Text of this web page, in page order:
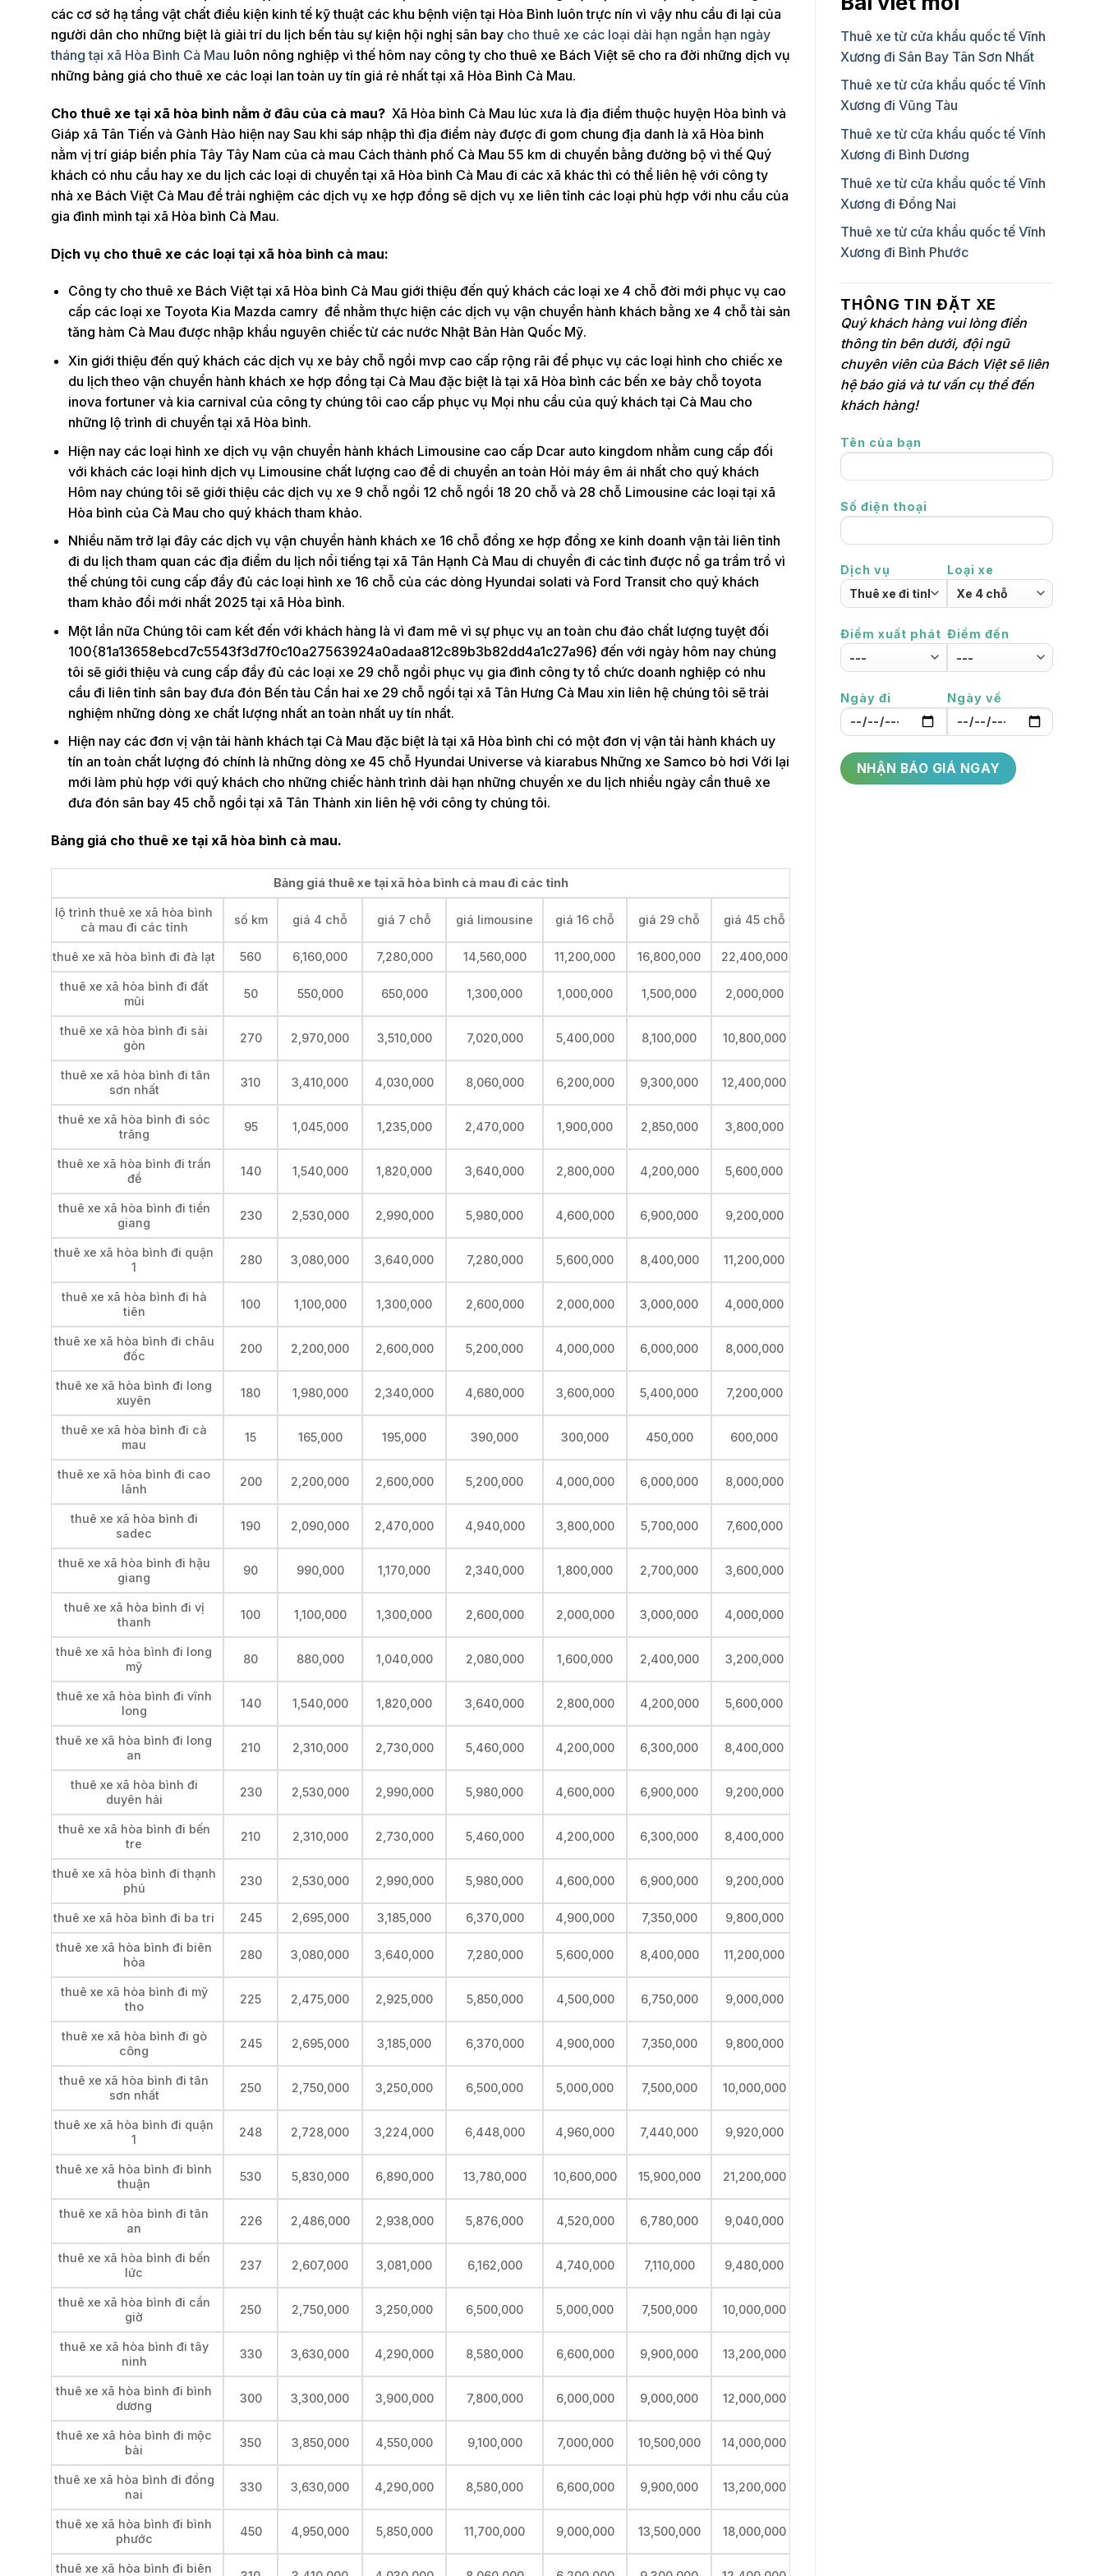
các cơ sở hạ tầng vật chất điều kiện kinh tế kỹ thuật các khu bệnh viện tại Hòa Bình luôn trực nín vì vậy nhu cầu đi lại của
người dân cho những biệt là giải trí du lịch bến tàu sự kiện hội nghị sân bay cho thuê xe các loại dài hạn ngắn hạn ngày
tháng tại xã Hòa Bình Cà Mau luôn nông nghiệp vì thế hôm nay công ty cho thuê xe Bách Việt sẽ cho ra đời những dịch vụ
những bảng giá cho thuê xe các loại lan toàn uy tín giá rẻ nhất tại xã Hòa Bình Cà Mau.
Cho thuê xe tại xã hòa bình nằm ở đâu của cà mau? Xã Hòa bình Cà Mau lúc xưa là địa điểm thuộc huyện Hòa bình và
Giáp xã Tân Tiến và Gành Hào hiện nay Sau khi sáp nhập thì địa điểm này được đi gom chung địa danh là xã Hòa bình
nằm vị trí giáp biển phía Tây Tây Nam của cà mau Cách thành phố Cà Mau 55 km di chuyển bằng đường bộ vì thế Quý
khách có nhu cầu hay xe du lịch các loại di chuyển tại xã Hòa bình Cà Mau đi các xã khác thì có thể liên hệ với công ty
nhà xe Bách Việt Cà Mau để trải nghiệm các dịch vụ xe hợp đồng sẽ dịch vụ xe liên tỉnh các loại phù hợp với nhu cầu của
gia đình mình tại xã Hòa bình Cà Mau.
Dịch vụ cho thuê xe các loại tại xã hòa bình cà mau:
Công ty cho thuê xe Bách Việt tại xã Hòa bình Cà Mau giới thiệu đến quý khách các loại xe 4 chỗ đời mới phục vụ cao
cấp các loại xe Toyota Kia Mazda camry để nhằm thực hiện các dịch vụ vận chuyển hành khách bằng xe 4 chỗ tài sản
tăng hàm Cà Mau được nhập khẩu nguyên chiếc từ các nước Nhật Bản Hàn Quốc Mỹ.
Xin giới thiệu đến quý khách các dịch vụ xe bảy chỗ ngồi mvp cao cấp rộng rãi để phục vụ các loại hình cho chiếc xe
du lịch theo vận chuyển hành khách xe hợp đồng tại Cà Mau đặc biệt là tại xã Hòa bình các bến xe bảy chỗ toyota
inova fortuner và kia carnival của công ty chúng tôi cao cấp phục vụ Mọi nhu cầu của quý khách tại Cà Mau cho
những lộ trình di chuyển tại xã Hòa bình.
Hiện nay các loại hình xe dịch vụ vận chuyển hành khách Limousine cao cấp Dcar auto kingdom nhằm cung cấp đối
với khách các loại hình dịch vụ Limousine chất lượng cao để di chuyển an toàn Hỏi máy êm ái nhất cho quý khách
Hôm nay chúng tôi sẽ giới thiệu các dịch vụ xe 9 chỗ ngồi 12 chỗ ngồi 18 20 chỗ và 28 chỗ Limousine các loại tại xã
Hòa bình của Cà Mau cho quý khách tham khảo.
Nhiều năm trở lại đây các dịch vụ vận chuyển hành khách xe 16 chỗ đồng xe hợp đồng xe kinh doanh vận tải liên tỉnh
đi du lịch tham quan các địa điểm du lịch nổi tiếng tại xã Tân Hạnh Cà Mau di chuyển đi các tỉnh được nổ ga trầm trồ vì
thế chúng tôi cung cấp đầy đủ các loại hình xe 16 chỗ của các dòng Hyundai solati và Ford Transit cho quý khách
tham khảo đổi mới nhất 2025 tại xã Hòa bình.
Một lần nữa Chúng tôi cam kết đến với khách hàng là vì đam mê vì sự phục vụ an toàn chu đáo chất lượng tuyệt đối
100{81a13658ebcd7c5543f3d7f0c10a27563924a0adaa812c89b3b82dd4a1c27a96} đến với ngày hôm nay chúng
tôi sẽ giới thiệu và cung cấp đầy đủ các loại xe 29 chỗ ngồi phục vụ gia đình công ty tổ chức doanh nghiệp có nhu
cầu đi liên tỉnh sân bay đưa đón Bến tàu Cần hai xe 29 chỗ ngồi tại xã Tân Hưng Cà Mau xin liên hệ chúng tôi sẽ trải
nghiệm những dòng xe chất lượng nhất an toàn nhất uy tín nhất.
Hiện nay các đơn vị vận tải hành khách tại Cà Mau đặc biệt là tại xã Hòa bình chỉ có một đơn vị vận tải hành khách uy
tín an toàn chất lượng đó chính là những dòng xe 45 chỗ Hyundai Universe và kiarabus Những xe Samco bò hơi Với lại
mới làm phù hợp với quý khách cho những chiếc hành trình dài hạn những chuyến xe du lịch nhiều ngày cần thuê xe
đưa đón sân bay 45 chỗ ngồi tại xã Tân Thành xin liên hệ với công ty chúng tôi.
Bảng giá cho thuê xe tại xã hòa bình cà mau.
Bảng giá thuê xe tại xã hòa bình cà mau đi các tỉnh
lộ trình thuê xe xã hòa bình
cà mau đi các tỉnh
số km giá 4 chỗ giá 7 chỗ giá limousine giá 16 chỗ giá 29 chỗ giá 45 chỗ
thuê xe xã hòa bình đi đà lạt 560 6,160,000 7,280,000 14,560,000 11,200,000 16,800,000 22,400,000
thuê xe xã hòa bình đi đất
mũi
50 550,000 650,000 1,300,000 1,000,000 1,500,000 2,000,000
thuê xe xã hòa bình đi sài
gòn
270 2,970,000 3,510,000 7,020,000 5,400,000 8,100,000 10,800,000
thuê xe xã hòa bình đi tân
sơn nhất
310 3,410,000 4,030,000 8,060,000 6,200,000 9,300,000 12,400,000
thuê xe xã hòa bình đi sóc
trăng
95 1,045,000 1,235,000 2,470,000 1,900,000 2,850,000 3,800,000
thuê xe xã hòa bình đi trần
đề
140 1,540,000 1,820,000 3,640,000 2,800,000 4,200,000 5,600,000
thuê xe xã hòa bình đi tiền
giang
230 2,530,000 2,990,000 5,980,000 4,600,000 6,900,000 9,200,000
thuê xe xã hòa bình đi quận
1
280 3,080,000 3,640,000 7,280,000 5,600,000 8,400,000 11,200,000
thuê xe xã hòa bình đi hà
tiên
100 1,100,000 1,300,000 2,600,000 2,000,000 3,000,000 4,000,000
thuê xe xã hòa bình đi châu
đốc
200 2,200,000 2,600,000 5,200,000 4,000,000 6,000,000 8,000,000
thuê xe xã hòa bình đi long
xuyên
180 1,980,000 2,340,000 4,680,000 3,600,000 5,400,000 7,200,000
thuê xe xã hòa bình đi cà
mau
15 165,000 195,000 390,000 300,000 450,000 600,000
thuê xe xã hòa bình đi cao
lãnh
200 2,200,000 2,600,000 5,200,000 4,000,000 6,000,000 8,000,000
thuê xe xã hòa bình đi
sadec
190 2,090,000 2,470,000 4,940,000 3,800,000 5,700,000 7,600,000
thuê xe xã hòa bình đi hậu
giang
90 990,000 1,170,000 2,340,000 1,800,000 2,700,000 3,600,000
thuê xe xã hòa bình đi vị
thanh
100 1,100,000 1,300,000 2,600,000 2,000,000 3,000,000 4,000,000
thuê xe xã hòa bình đi long
mỹ
80 880,000 1,040,000 2,080,000 1,600,000 2,400,000 3,200,000
thuê xe xã hòa bình đi vĩnh
long
140 1,540,000 1,820,000 3,640,000 2,800,000 4,200,000 5,600,000
thuê xe xã hòa bình đi long
an
210 2,310,000 2,730,000 5,460,000 4,200,000 6,300,000 8,400,000
thuê xe xã hòa bình đi
duyên hải
230 2,530,000 2,990,000 5,980,000 4,600,000 6,900,000 9,200,000
thuê xe xã hòa bình đi bến
tre
210 2,310,000 2,730,000 5,460,000 4,200,000 6,300,000 8,400,000
thuê xe xã hòa bình đi thạnh
phú
230 2,530,000 2,990,000 5,980,000 4,600,000 6,900,000 9,200,000
thuê xe xã hòa bình đi ba tri 245 2,695,000 3,185,000 6,370,000 4,900,000 7,350,000 9,800,000
thuê xe xã hòa bình đi biên
hòa
280 3,080,000 3,640,000 7,280,000 5,600,000 8,400,000 11,200,000
thuê xe xã hòa bình đi mỹ
tho
225 2,475,000 2,925,000 5,850,000 4,500,000 6,750,000 9,000,000
thuê xe xã hòa bình đi gò
công
245 2,695,000 3,185,000 6,370,000 4,900,000 7,350,000 9,800,000
thuê xe xã hòa bình đi tân
sơn nhất
250 2,750,000 3,250,000 6,500,000 5,000,000 7,500,000 10,000,000
thuê xe xã hòa bình đi quận
1
248 2,728,000 3,224,000 6,448,000 4,960,000 7,440,000 9,920,000
thuê xe xã hòa bình đi bình
thuận
530 5,830,000 6,890,000 13,780,000 10,600,000 15,900,000 21,200,000
thuê xe xã hòa bình đi tân
an
226 2,486,000 2,938,000 5,876,000 4,520,000 6,780,000 9,040,000
thuê xe xã hòa bình đi bến
lức
237 2,607,000 3,081,000 6,162,000 4,740,000 7,110,000 9,480,000
thuê xe xã hòa bình đi cần
giờ
250 2,750,000 3,250,000 6,500,000 5,000,000 7,500,000 10,000,000
thuê xe xã hòa bình đi tây
ninh
330 3,630,000 4,290,000 8,580,000 6,600,000 9,900,000 13,200,000
thuê xe xã hòa bình đi bình
dương
300 3,300,000 3,900,000 7,800,000 6,000,000 9,000,000 12,000,000
thuê xe xã hòa bình đi mộc
bài
350 3,850,000 4,550,000 9,100,000 7,000,000 10,500,000 14,000,000
thuê xe xã hòa bình đi đồng
nai
330 3,630,000 4,290,000 8,580,000 6,600,000 9,900,000 13,200,000
thuê xe xã hòa bình đi bình
phước
450 4,950,000 5,850,000 11,700,000 9,000,000 13,500,000 18,000,000
thuê xe xã hòa bình đi biên
Thuê xe từ cửa khẩu quốc tế Vĩnh
Xương đi Sân Bay Tân Sơn Nhất
Thuê xe từ cửa khẩu quốc tế Vĩnh
Xương đi Vũng Tàu
Thuê xe từ cửa khẩu quốc tế Vĩnh
Xương đi Bình Dương
Thuê xe từ cửa khẩu quốc tế Vĩnh
Xương đi Đồng Nai
Thuê xe từ cửa khẩu quốc tế Vĩnh
Xương đi Bình Phước
THÔNG TIN ĐẶT XE
Quý khách hàng vui lòng điền
thông tin bên dưới, đội ngũ
chuyên viên của Bách Việt sẽ liên
hệ báo giá và tư vấn cụ thể đến
khách hàng!
Tên của bạn
Số điện thoại
Dịch vụ Loại xe
Điểm xuất phát Điểm đến
Ngày đi Ngày về